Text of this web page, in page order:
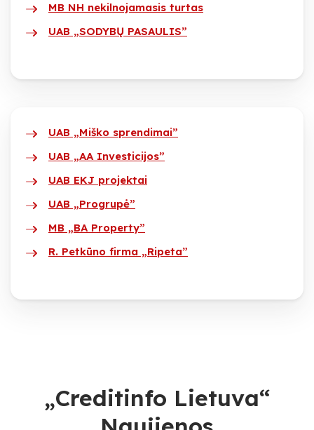
MB NH nekilnojamasis turtas
UAB „SODYBŲ PASAULIS”
UAB „Miško sprendimai”
UAB „AA Investicijos”
UAB EKJ projektai
UAB „Progrupė”
MB „BA Property”
R. Petkūno firma „Ripeta”
„Creditinfo Lietuva“